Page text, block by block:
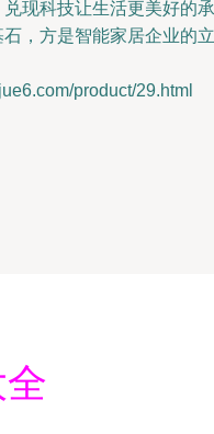
现科技让生活更美好的承
，方是智能家居企业的立
product/29.html